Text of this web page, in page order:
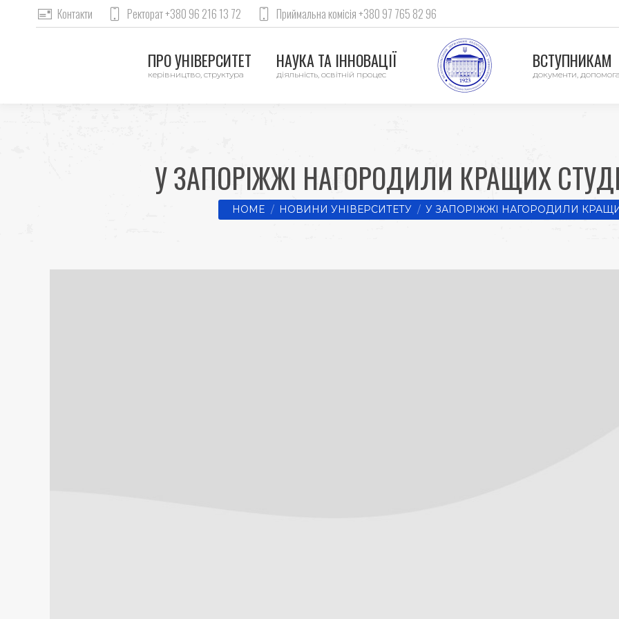
Контакти Ректорат +380 96 216 13 72 Приймальна комісія +380 97 765 82 96
ПРО УНІВЕРСИТЕТ
керівництво, структура
НАУКА ТА ІННОВАЦІЇ
діяльність, освітній процес
ВСТУПНИКАМ
документи,
У ЗАПОРІЖЖІ НАГОРОДИЛИ КРАЩИХ
You are here:
HOME НОВИНИ УНІВЕРСИТЕТУ У ЗАПОРІЖЖІ НАГОРОДИЛИ